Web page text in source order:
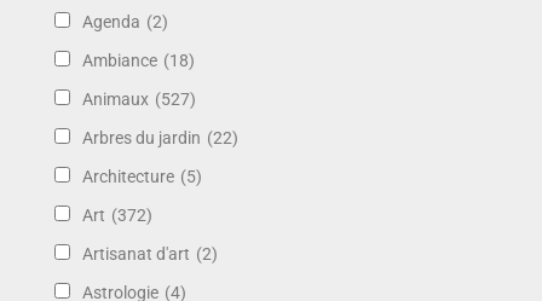
Agenda (2)
Ambiance (18)
Animaux (527)
Arbres du jardin (22)
Architecture (5)
Art (372)
Artisanat d'art (2)
Astrologie (4)